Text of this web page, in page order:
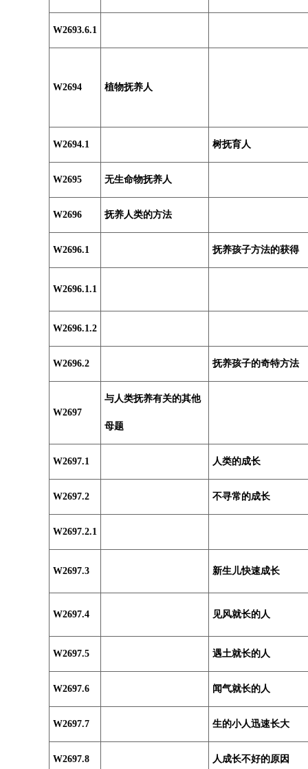
W2693.6.1
W2694 植物抚养人
W2694.1 树抚育人
W2695 无生命物抚养人
W2696 抚养人类的方法
W2696.1 抚养孩子方法的获得
W2696.1.1
W2696.1.2
W2696.2 抚养孩子的奇特方法
W2697
与人类抚养有关的其他
母题
W2697.1 人类的成长
W2697.2 不寻常的成长
W2697.2.1
W2697.3 新生儿快速成长
W2697.4 见风就长的人
W2697.5 遇土就长的人
W2697.6 闻气就长的人
W2697.7 生的小人迅速长大
W2697.8 人成长不好的原因